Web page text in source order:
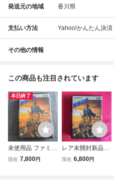
発送元の地域 香川県
支払い方法 Yahoo!かんたん決済
その他の情報
この商品も注目されています
本日終了
未使用品 ファミコ
ンソフト FC 維新
現在 7,800円
レア未開封新品！
FC 維新の嵐
現在 6,800円